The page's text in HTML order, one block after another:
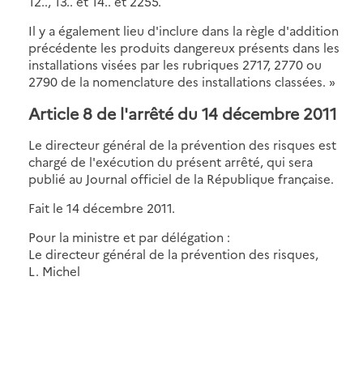
Il y a également lieu d'inclure dans la règle d'addition
précédente les produits dangereux présents dans les
installations visées par les rubriques 2717, 2770 ou
2790 de la nomenclature des installations classées. »
Article 8 de l'arrêté du 14 décembre 2011
Le directeur général de la prévention des risques est
chargé de l'exécution du présent arrêté, qui sera
publié au Journal officiel de la République française.
Fait le 14 décembre 2011.
Pour la ministre et par délégation :
Le directeur général de la prévention des risques,
L. Michel